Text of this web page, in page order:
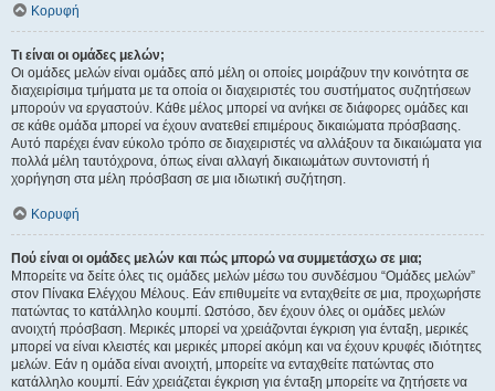
Κορυφή
Τι είναι οι ομάδες μελών;
Οι ομάδες μελών είναι ομάδες από μέλη οι οποίες μοιράζουν την κοινότητα σε
διαχειρίσιμα τμήματα με τα οποία οι διαχειριστές του συστήματος συζητήσεων
μπορούν να εργαστούν. Κάθε μέλος μπορεί να ανήκει σε διάφορες ομάδες και
σε κάθε ομάδα μπορεί να έχουν ανατεθεί επιμέρους δικαιώματα πρόσβασης.
Αυτό παρέχει έναν εύκολο τρόπο σε διαχειριστές να αλλάξουν τα δικαιώματα για
πολλά μέλη ταυτόχρονα, όπως είναι αλλαγή δικαιωμάτων συντονιστή ή
χορήγηση στα μέλη πρόσβαση σε μια ιδιωτική συζήτηση.
Κορυφή
Πού είναι οι ομάδες μελών και πώς μπορώ να συμμετάσχω σε μια;
Μπορείτε να δείτε όλες τις ομάδες μελών μέσω του συνδέσμου “Ομάδες μελών”
στον Πίνακα Ελέγχου Μέλους. Εάν επιθυμείτε να ενταχθείτε σε μια, προχωρήστε
πατώντας το κατάλληλο κουμπί. Ωστόσο, δεν έχουν όλες οι ομάδες μελών
ανοιχτή πρόσβαση. Μερικές μπορεί να χρειάζονται έγκριση για ένταξη, μερικές
μπορεί να είναι κλειστές και μερικές μπορεί ακόμη και να έχουν κρυφές ιδιότητες
μελών. Εάν η ομάδα είναι ανοιχτή, μπορείτε να ενταχθείτε πατώντας στο
κατάλληλο κουμπί. Εάν χρειάζεται έγκριση για ένταξη μπορείτε να ζητήσετε να